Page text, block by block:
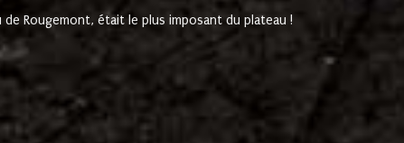
de Rougemont, était le plus imposant du plateau !